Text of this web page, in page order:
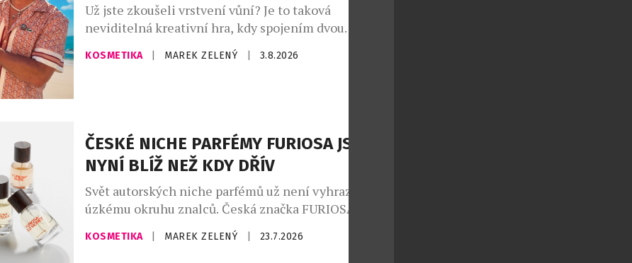
Už jste zkoušeli vrstvení vůní? Je to taková
neviditelná kreativní hra, kdy spojením dvou
unikátní podpis. Ideální pro vrstvení vůní jsou nové
osobně miluji a inspiroval jsem se jím […]
KOSMETIKA MAREK ZELENÝ 3.8.2026
ČESKÉ NICHE PARFÉMY FURIOSA JSOU
NYNÍ BLÍŽ NEŽ KDY DŘÍV
Svět autorských niche parfémů už není vyhrazen jen
úzkému okruhu znalců. Česká značka FURIOSA
sítí parfumerií FAnn, díky níž se její originální
KOSMETIKA MAREK ZELENÝ 23.7.2026